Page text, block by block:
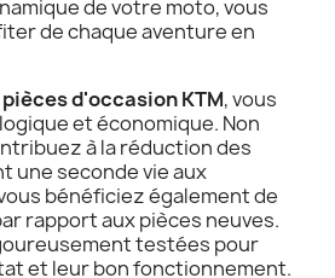
de votre moto, vous
de chaque aventure en
pièces d'occasion KTM, vous
et économique. Non
à la réduction des
une seconde vie aux
bénéficiez également de
rapport aux pièces neuves.
testées pour
et leur bon fonctionnement.